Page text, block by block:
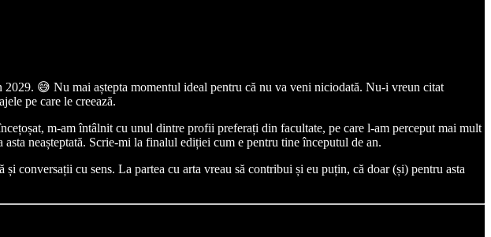
😅 Nu mai aștepta momentul ideal pentru că nu va veni niciodată. Nu-i vreun citat
pe care le creează.
m-am întâlnit cu unul dintre profii preferați din facultate, pe care l-am perceput mai mult
neașteptată. Scrie-mi la finalul ediției cum e pentru tine începutul de an.
conversații cu sens. La partea cu arta vreau să contribui și eu puțin, că doar (și) pentru asta